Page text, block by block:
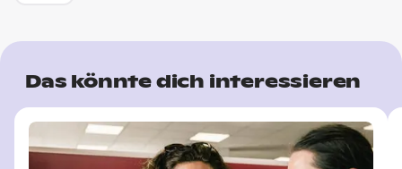
Das könnte dich interessieren